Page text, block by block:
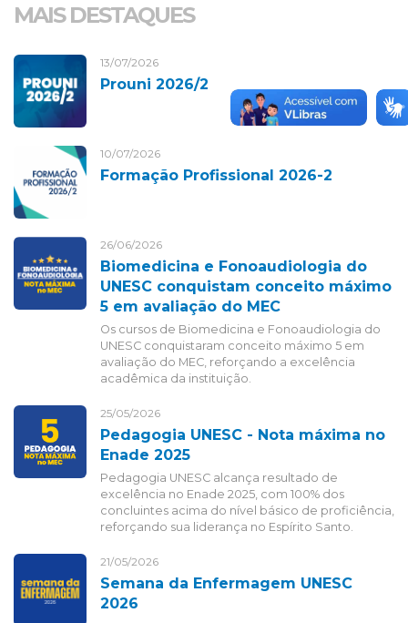
MAIS DESTAQUES
13/07/2026
Prouni 2026/2
10/07/2026
Formação Profissional 2026-2
26/06/2026
Biomedicina e Fonoaudiologia do
UNESC conquistam conceito máximo
5 em avaliação do MEC
Os cursos de Biomedicina e Fonoaudiologia do
UNESC conquistaram conceito máximo 5 em
avaliação do MEC, reforçando a excelência
acadêmica da instituição.
25/05/2026
Pedagogia UNESC - Nota máxima no
Enade 2025
Pedagogia UNESC alcança resultado de
excelência no Enade 2025, com 100% dos
concluintes acima do nível básico de proficiência,
reforçando sua liderança no Espírito Santo.
21/05/2026
Semana da Enfermagem UNESC
2026